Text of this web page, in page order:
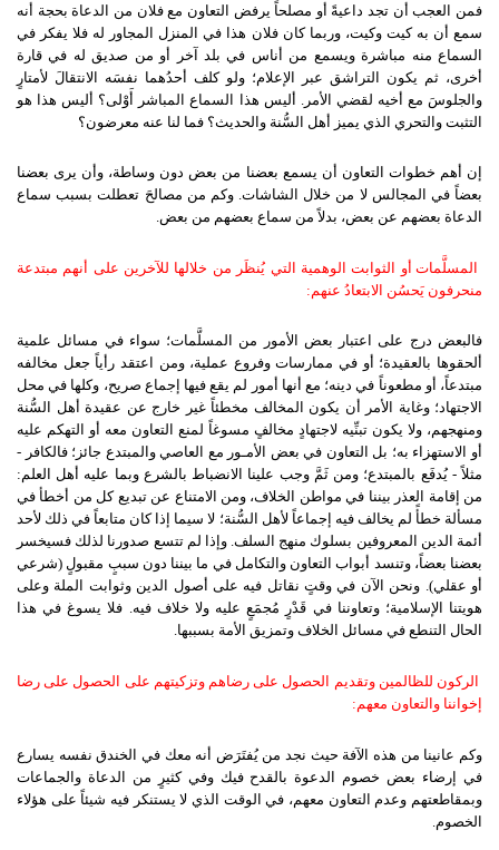
فمن العجب أن تجد داعيةً أو مصلحاً يرفض التعاون مع فلان من الدعاة بحجة أنه
سمع أن به كيت وكيت، وربما كان فلان هذا في المنزل المجاور له فلا يفكر في
السماع منه مباشرة ويسمع من أناس في بلد آخر أو من صديق له في قارة
أخرى، ثم يكون التراشق عبر الإعلام؛ ولو كلف أحدُهما نفسَه الانتقالَ لأمتارٍ
والجلوسَ مع أخيه لقضي الأمر. أليس هذا السماع المباشر أَوْلى؟ أليس هذا هو
التثبت والتحري الذي يميز أهل السُّنة والحديث؟ فما لنا عنه معرضون؟
إن أهم خطوات التعاون أن يسمع بعضنا من بعض دون وساطة، وأن يرى بعضنا
بعضاً في المجالس لا من خلال الشاشات. وكم من مصالحَ تعطلت بسبب سماع
الدعاة بعضهم عن بعض، بدلاً من سماع بعضهم من بعض.
المسلَّمات أو الثوابت الوهمية التي يُنظَر من خلالها للآخرين على أنهم مبتدعة
منحرفون يَحسُن الابتعادُ عنهم:
فالبعض درج على اعتبار بعض الأمور من المسلَّمات؛ سواء في مسائل علمية
ألحقوها بالعقيدة؛ أو في ممارسات وفروع عملية، ومن اعتقد رأياً جعل مخالفه
مبتدعاً، أو مطعوناً في دينه؛ مع أنها أمور لم يقع فيها إجماع صريح، وكلها في محل
الاجتهاد؛ وغاية الأمر أن يكون المخالف مخطئاً غير خارج عن عقيدة أهل السُّنة
ومنهجهم، ولا يكون تبنِّيه لاجتهادٍ مخالفٍ مسوغاً لمنع التعاون معه أو التهكم عليه
أو الاستهزاء به؛ بل التعاون في بعض الأمـور مع العاصي والمبتدع جائز؛ فالكافر -
مثلاً - يُدفَع بالمبتدع؛ ومن ثَمَّ وجب علينا الانضباط بالشرع وبما عليه أهل العلم:
من إقامة العذر بيننا في مواطن الخلاف، ومن الامتناع عن تبديع كل من أخطأ في
مسألة خطأً لم يخالف فيه إجماعاً لأهل السُّنة؛ لا سيما إذا كان متابعاً في ذلك لأحد
أئمة الدين المعروفين بسلوك منهج السلف. وإذا لم تتسع صدورنا لذلك فسيخسر
بعضنا بعضاً، وتنسد أبواب التعاون والتكامل في ما بيننا دون سببٍ مقبولٍ (شرعي
أو عقلي). ونحن الآن في وقتٍ نقاتل فيه على أصول الدين وثوابت الملة وعلى
هويتنا الإسلامية؛ وتعاوننا في قَدْرٍ مُجمَعٍ عليه ولا خلاف فيه. فلا يسوغ في هذا
الحال التنطع في مسائل الخلاف وتمزيق الأمة بسببها.
الركون للظالمين وتقديم الحصول على رضاهم وتزكيتهم على الحصول على رضا
إخواننا والتعاون معهم:
وكم عانينا من هذه الآفة حيث نجد من يُفتَرَض أنه معك في الخندق نفسه يسارع
في إرضاء بعض خصوم الدعوة بالقدح فيك وفي كثيرٍ من الدعاة والجماعات
وبمقاطعتهم وعدم التعاون معهم، في الوقت الذي لا يستنكر فيه شيئاً على هؤلاء
الخصوم.